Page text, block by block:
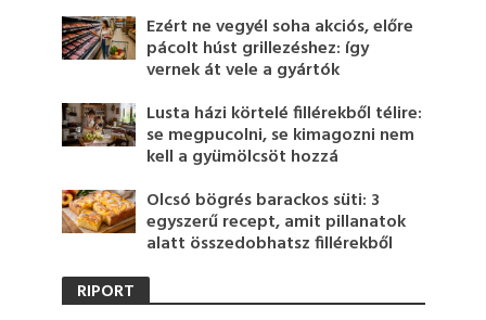
Ezért ne vegyél soha akciós, előre
pácolt húst grillezéshez: így
vernek át vele a gyártók
Lusta házi körtelé fillérekből télire:
se megpucolni, se kimagozni nem
kell a gyümölcsöt hozzá
Olcsó bögrés barackos süti: 3
egyszerű recept, amit pillanatok
alatt összedobhatsz fillérekből
RIPORT